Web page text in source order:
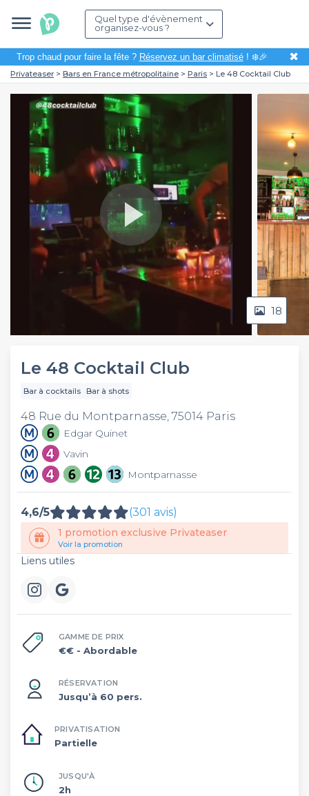
Quel type d'évènement
organisez-vous ?
Trop chaud pour faire la fête ? Réservez un bar climatisé! ❄️🎉 ✖
Privateaser Bars en France métropolitaine Paris Le 48 Cocktail Club
Play
Video
18
Le 48 Cocktail Club
Bar à cocktails Bar à shots
48 Rue du Montparnasse, 75014 Paris
Edgar Quinet
Vavin
Montparnasse
4,6/5 (301 avis)
Liens utiles
1 promotion exclusive Privateaser
Voir la promotion
GAMME DE PRIX
€€ - Abordable
RÉSERVATION
Jusqu’à 60 pers.
PRIVATISATION
Partielle
JUSQU'À
2h